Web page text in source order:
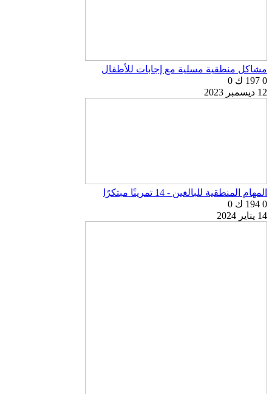
مشاكل منطقية مسلية مع إجابات للأطفال
0 197 ك
0
12 ديسمبر 2023
المهام المنطقية للبالغين - 14 تمرينًا مبتكرًا
0 194 ك
0
14 يناير 2024